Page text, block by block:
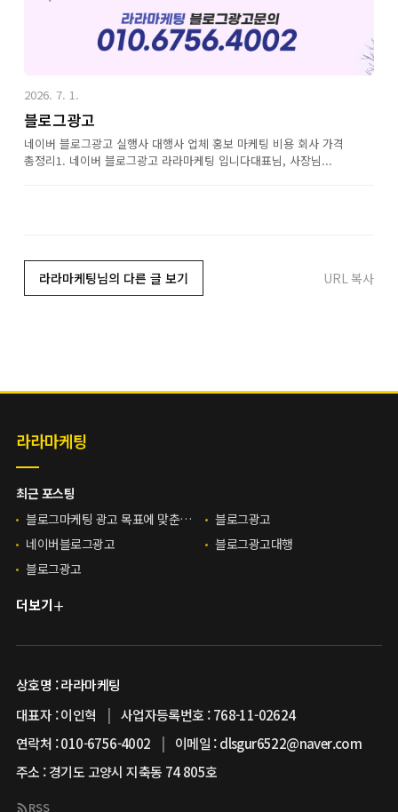
2026. 7. 1.
블로그광고
네이버 블로그광고 실행사 대행사 업체 홍보 마케팅 비용 회사 가격
총정리1. 네이버 블로그광고 라라마케팅 입니다대표님, 사장님...
라라마케팅님의 다른 글 보기 URL 복사
라라마케팅
최근 포스팅
블로그마케팅 광고 목표에 맞춘 콘텐츠 운영 과정
블로그광고
네이버블로그광고
블로그광고대행
블로그광고
더보기
상호명 : 라라마케팅
대표자 : 이인혁
| 사업자등록번호 : 768-11-02624
연락처 : 010-6756-4002
| 이메일 :dlsgur6522@naver.com
주소 : 경기도 고양시 지축동 74 805호
RSS